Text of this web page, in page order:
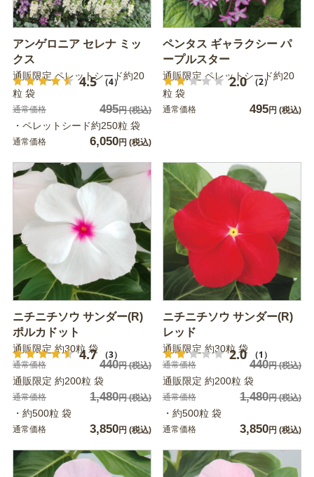
アンゲロニア セレナ ミッ
クス
4.5 （4）
通販限定 ペレットシード約20
粒 袋
通常価格 495円(税込)
・ペレットシード約250粒 袋
通常価格 6,050円 (税込)
ペンタス ギャラクシー パ
ープルスター
2.0 （2）
通販限定 ペレットシード約20
粒 袋
通常価格 495円 (税込)
ニチニチソウ サンダー(R)
ポルカドット
4.7 （3）
通販限定 約30粒 袋
通常価格 440円(税込)
通販限定 約200粒 袋
通常価格 1,480円(税込)
・約500粒 袋
通常価格 3,850円 (税込)
ニチニチソウ サンダー(R)
レッド
2.0 （1）
通販限定 約30粒 袋
通常価格 440円(税込)
通販限定 約200粒 袋
通常価格 1,480円(税込)
・約500粒 袋
通常価格 3,850円 (税込)